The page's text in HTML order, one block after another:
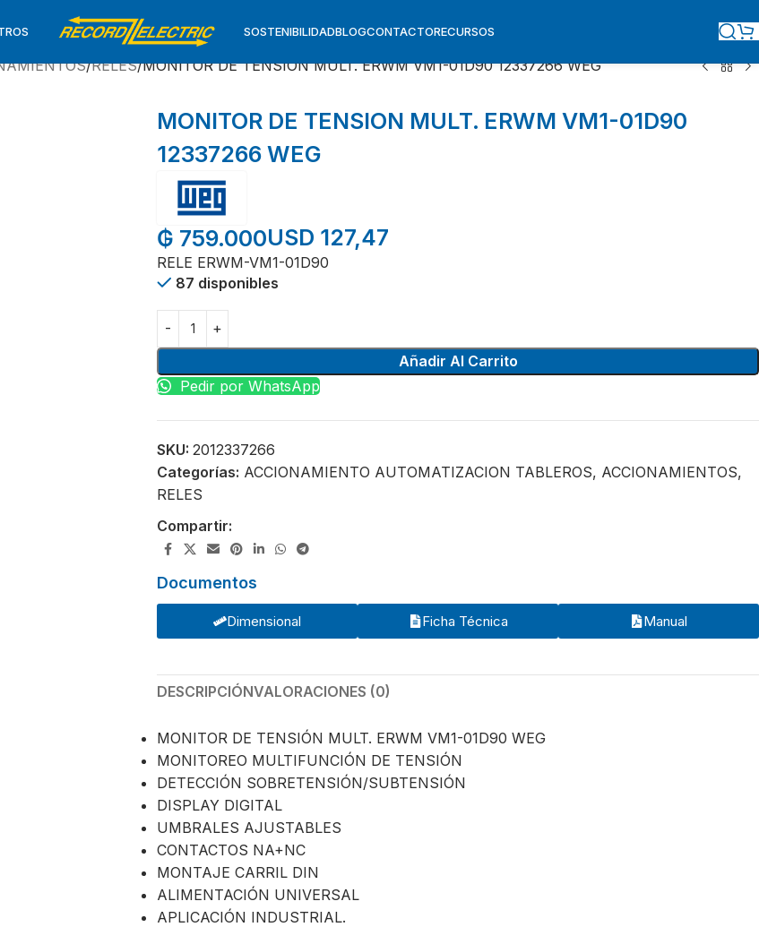
SOSTENIBILIDADBLOGCONTACTORECURSOS
RELES MONITOR DE TENSION MULT. ERWM VM1-01D90 12337266 WEG
MONITOR DE TENSION MULT. ERWM VM1-01D90
12337266 WEG
₲ 759.000USD 127,47
RELE ERWM-VM1-01D90
87 disponibles
Añadir Al Carrito
Pedir por WhatsApp
SKU: 2012337266
Categorías: ACCIONAMIENTO AUTOMATIZACION TABLEROS, ACCIONAMIENTOS,
RELES
Compartir:
Documentos
Dimensional Ficha Técnica Manual
DESCRIPCIÓNVALORACIONES (0)
MONITOR DE TENSIÓN MULT. ERWM VM1-01D90 WEG
MONITOREO MULTIFUNCIÓN DE TENSIÓN
DETECCIÓN SOBRETENSIÓN/SUBTENSIÓN
DISPLAY DIGITAL
UMBRALES AJUSTABLES
CONTACTOS NA+NC
MONTAJE CARRIL DIN
ALIMENTACIÓN UNIVERSAL
APLICACIÓN INDUSTRIAL.